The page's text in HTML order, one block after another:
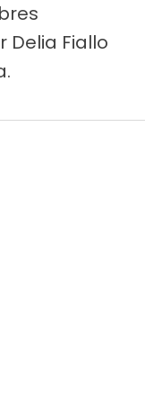
Delia Fiallo